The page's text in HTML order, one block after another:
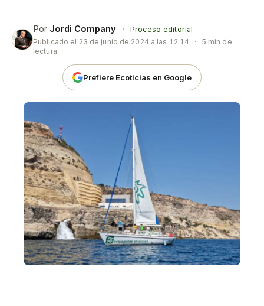
Por Jordi Company ·
Proceso editorial
Publicado el 23 de junio de 2024 a las 12:14 ·
5 min de
lectura
Prefiere Ecoticias en Google